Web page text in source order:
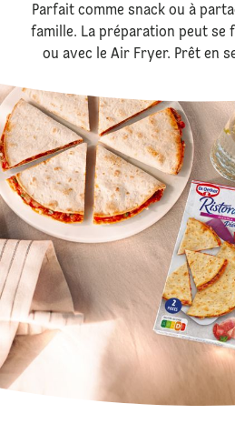
Parfait comme snack ou à
famille. La préparation peut se
ou avec le Air Fryer. Prêt en